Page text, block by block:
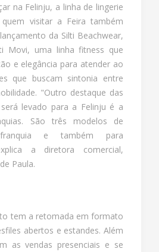
na Felinju, a linha de lingerie
visitar a Feira também
da Silti Beachwear,
Movi, uma linha fitness que
e elegância para atender ao
que buscam sintonia entre
"Outro destaque das
levado para a Felinju é a
São três modelos de
e também para
a diretora comercial,
Paula.
tem a retomada em formato
abertos e estandes. Além
as vendas presenciais e se